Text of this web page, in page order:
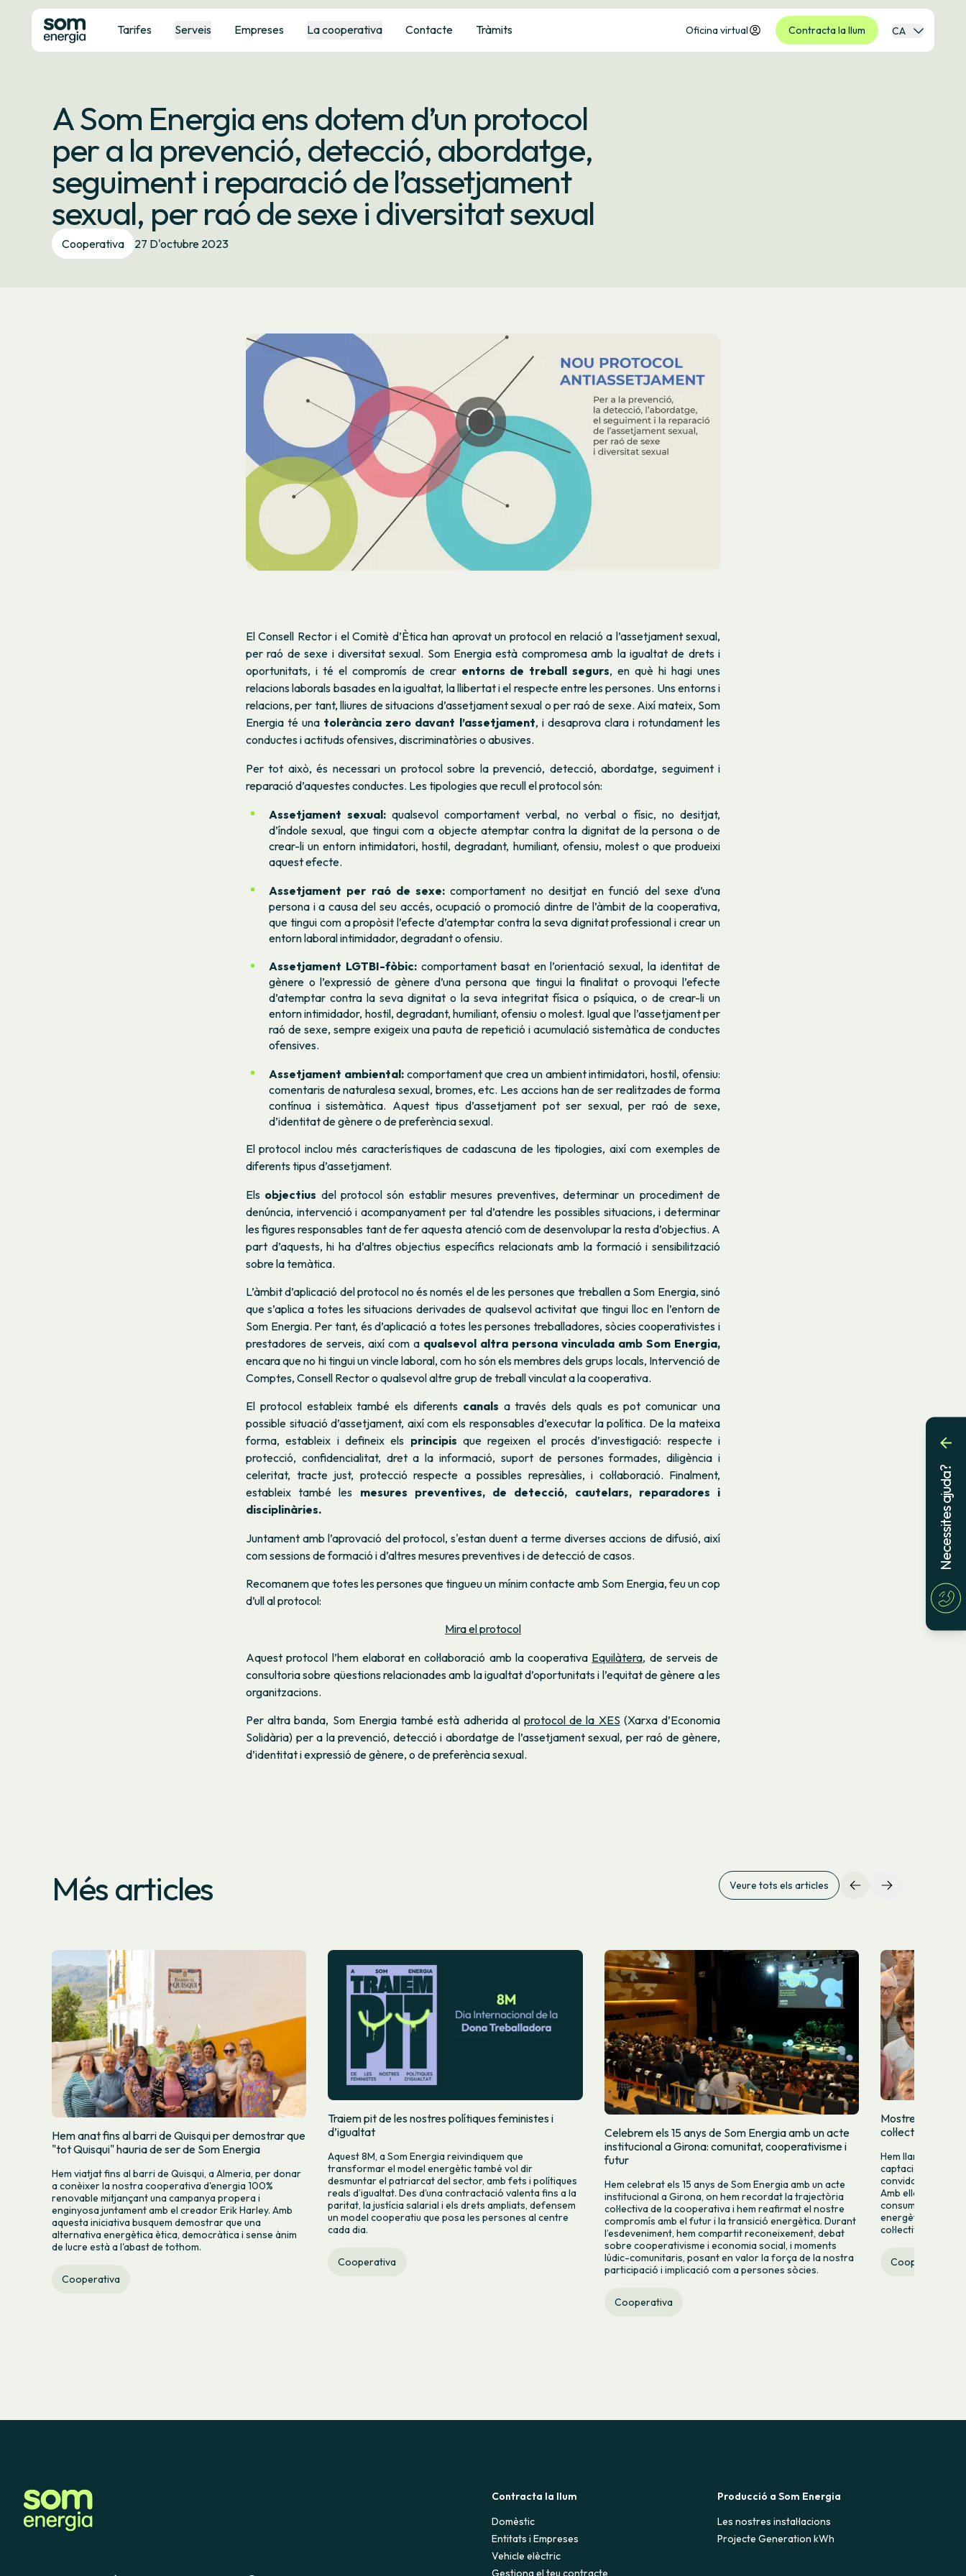
Tarifes Serveis Empreses La cooperativa Contacte Tràmits Oficina virtual Contracta la llum CA
A Som Energia ens dotem d’un protocol
per a la prevenció, detecció, abordatge,
seguiment i reparació de l’assetjament
sexual, per raó de sexe i diversitat sexual
Cooperativa 27 D'octubre 2023
El Consell Rector i el Comitè d’Ètica han aprovat un protocol en relació a l’assetjament sexual,
per raó de sexe i diversitat sexual. Som Energia està compromesa amb la igualtat de drets i
oportunitats, i té el compromís de crear entorns de treball segurs, en què hi hagi unes
relacions laborals basades en la igualtat, la llibertat i el respecte entre les persones. Uns entorns i
relacions, per tant, lliures de situacions d’assetjament sexual o per raó de sexe. Així mateix, Som
Energia té una tolerància zero davant l’assetjament, i desaprova clara i rotundament les
conductes i actituds ofensives, discriminatòries o abusives.
Per tot això, és necessari un protocol sobre la prevenció, detecció, abordatge, seguiment i
reparació d’aquestes conductes. Les tipologies que recull el protocol són:
Assetjament sexual: qualsevol comportament verbal, no verbal o físic, no desitjat,
d’índole sexual, que tingui com a objecte atemptar contra la dignitat de la persona o de
crear-li un entorn intimidatori, hostil, degradant, humiliant, ofensiu, molest o que produeixi
aquest efecte.
Assetjament per raó de sexe: comportament no desitjat en funció del sexe d’una
persona i a causa del seu accés, ocupació o promoció dintre de l’àmbit de la cooperativa,
que tingui com a propòsit l’efecte d’atemptar contra la seva dignitat professional i crear un
entorn laboral intimidador, degradant o ofensiu.
Assetjament LGTBI-fòbic:comportament basat en l’orientació sexual, la identitat de
gènere o l’expressió de gènere d’una persona que tingui la finalitat o provoqui l’efecte
d’atemptar contra la seva dignitat o la seva integritat física o psíquica, o de crear-li un
entorn intimidador, hostil, degradant, humiliant, ofensiu o molest. Igual que l’assetjament per
raó de sexe, sempre exigeix una pauta de repetició i acumulació sistemàtica de conductes
ofensives.
Assetjament ambiental:comportament que crea un ambient intimidatori, hostil, ofensiu:
comentaris de naturalesa sexual, bromes, etc. Les accions han de ser realitzades de forma
contínua i sistemàtica. Aquest tipus d’assetjament pot ser sexual, per raó de sexe,
d’identitat de gènere o de preferència sexual.
El protocol inclou més característiques de cadascuna de les tipologies, així com exemples de
diferents tipus d’assetjament.
Els objectius del protocol són establir mesures preventives, determinar un procediment de
denúncia, intervenció i acompanyament per tal d’atendre les possibles situacions, i determinar
les figures responsables tant de fer aquesta atenció com de desenvolupar la resta d’objectius. A
part d’aquests, hi ha d’altres objectius específics relacionats amb la formació i sensibilització
sobre la temàtica.
L’àmbit d’aplicació del protocol no és només el de les persones que treballen a Som Energia, sinó
que s’aplica a totes les situacions derivades de qualsevol activitat que tingui lloc en l’entorn de
Som Energia. Per tant, és d’aplicació a totes les persones treballadores, sòcies cooperativistes i
prestadores de serveis, així com a qualsevol altra persona vinculada amb Som Energia,
encara que no hi tingui un vincle laboral, com ho són els membres dels grups locals, Intervenció de
Comptes, Consell Rector o qualsevol altre grup de treball vinculat a la cooperativa.
El protocol estableix també els diferents canals a través dels quals es pot comunicar una
possible situació d’assetjament, així com els responsables d’executar la política. De la mateixa
forma, estableix i defineix els principis que regeixen el procés d’investigació: respecte i
protecció, confidencialitat, dret a la informació, suport de persones formades, diligència i
celeritat, tracte just, protecció respecte a possibles represàlies, i col·laboració. Finalment,
estableix també les mesures preventives, de detecció, cautelars, reparadores i
disciplinàries.
Juntament amb l’aprovació del protocol, s'estan duent a terme diverses accions de difusió, així
com sessions de formació i d’altres mesures preventives i de detecció de casos.
Recomanem que totes les persones que tingueu un mínim contacte amb Som Energia, feu un cop
d’ull al protocol:
Mira el protocol
Aquest protocol l’hem elaborat en col·laboració amb la cooperativa Equilàtera, de serveis de
consultoria sobre qüestions relacionades amb la igualtat d’oportunitats i l’equitat de gènere a les
organitzacions.
Per altra banda, Som Energia també està adherida al protocol de la XES (Xarxa d’Economia
Solidària) per a la prevenció, detecció i abordatge de l’assetjament sexual, per raó de gènere,
d’identitat i expressió de gènere, o de preferència sexual.
Més articles Veure tots els articles
Hem anat fins al barri de Quisqui per demostrar que
"tot Quisqui" hauria de ser de Som Energia
Hem viatjat fins al barri de Quisqui, a Almeria, per donar
a conèixer la nostra cooperativa d'energia 100%
renovable mitjançant una campanya propera i
enginyosa juntament amb el creador Erik Harley. Amb
aquesta iniciativa busquem demostrar que una
alternativa energètica ètica, democràtica i sense ànim
de lucre està a l'abast de tothom.
Cooperativa
Traiem pit de les nostres polítiques feministes i
d’igualtat
Aquest 8M, a Som Energia reivindiquem que
transformar el model energètic també vol dir
desmuntar el patriarcat del sector, amb fets i polítiques
reals d’igualtat. Des d’una contractació valenta fins a la
paritat, la justícia salarial i els drets ampliats, defensem
un model cooperatiu que posa les persones al centre
cada dia.
Cooperativa
Celebrem els 15 anys de Som Energia amb un acte
institucional a Girona: comunitat, cooperativisme i
futur
Hem celebrat els 15 anys de Som Energia amb un acte
institucional a Girona, on hem recordat la trajectòria
col·lectiva de la cooperativa i hem reafirmat el nostre
compromís amb el futur i la transició energètica. Durant
l’esdeveniment, hem compartit reconeixement, debat
sobre cooperativisme i economia social, i moments
lúdic-comunitaris, posant en valor la força de la nostra
participació i implicació com a persones sòcies.
Cooperativa
Mostrem qui
col·lectivament
Hem llançat una
captació per
convidar més
Amb ella volem
consumir energia
energètic des de
col·lectiva.
Cooperativa
Contracta la llum
Domèstic
Entitats i Empreses
Vehicle elèctric
Gestiona el teu contracte
Producció a Som Energia
Les nostres instal·lacions
Projecte Generation kWh
Necessites ajuda?